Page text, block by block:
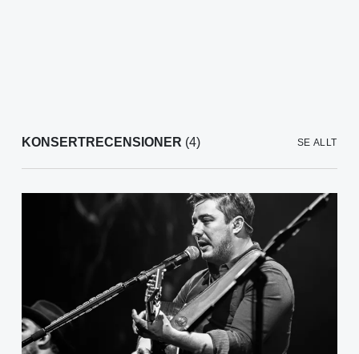
KONSERTRECENSIONER (4) SE ALLT